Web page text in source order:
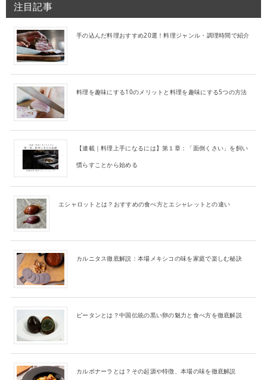
注目記事
手の込んだ料理おすすめ20選！料理ジャンル・調理時間で紹介
料理を趣味にする10のメリットと料理を趣味にする5つの方法
【連載｜料理上手になるには】第１章：「面倒くさい」を飼い
慣らすことから始める
エシャロットとは？おすすめの食べ方とエシャレットとの違い
カルニタス徹底解説：本場メキシコの味を家庭で楽しむ秘訣
ピータンとは？中国伝統の黒い卵の魅力と食べ方を徹底解説
カルボナーラとは？その起源や特徴、本場の味を徹底解説